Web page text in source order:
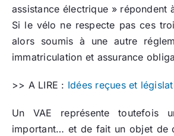
assistance électrique » répondent
Si le vélo ne respecte pas ces
alors soumis à une autre
immatriculation et assurance
>> A LIRE : Idées reçues et
Un VAE représente toutefois
important… et de fait un objet de